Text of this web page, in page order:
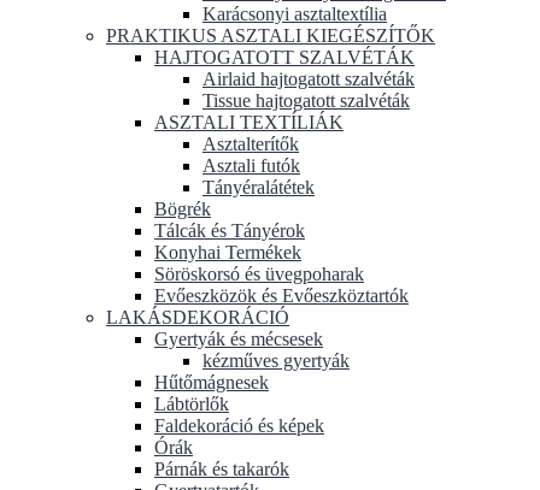
Karácsonyi asztaltextília
PRAKTIKUS ASZTALI KIEGÉSZÍTŐK
HAJTOGATOTT SZALVÉTÁK
Airlaid hajtogatott szalvéták
Tissue hajtogatott szalvéták
ASZTALI TEXTÍLIÁK
Asztalterítők
Asztali futók
Tányéralátétek
Bögrék
Tálcák és Tányérok
Konyhai Termékek
Söröskorsó és üvegpoharak
Evőeszközök és Evőeszköztartók
LAKÁSDEKORÁCIÓ
Gyertyák és mécsesek
kézműves gyertyák
Hűtőmágnesek
Lábtörlők
Faldekoráció és képek
Órák
Párnák és takarók